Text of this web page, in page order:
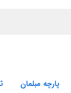
پارچه مبلمان